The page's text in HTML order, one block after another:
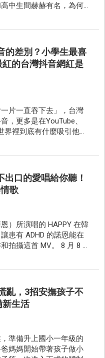
中生間赫赫有名，為何
的差別？小學生最喜
的台灣抖音網紅是
片一直吞下去」，台灣
，更多是在YouTube、
界裡到底有什麼吸引他
出口的愛唱給你聽！
歌
）所演唱的 HAPPY 在韓
患有 ADHD 的諾恩能在
這首 MV。 8 月 8 日
亂，3招安撫孩子不
新生活
準備升上國小一年級的
媽媽開始帶著孩子做小